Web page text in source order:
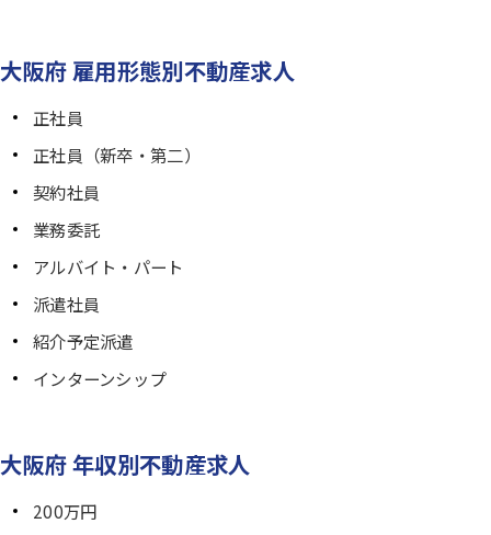
大阪府 雇用形態別不動産求人
正社員
正社員（新卒・第二）
契約社員
業務委託
アルバイト・パート
派遣社員
紹介予定派遣
インターンシップ
大阪府 年収別不動産求人
200万円